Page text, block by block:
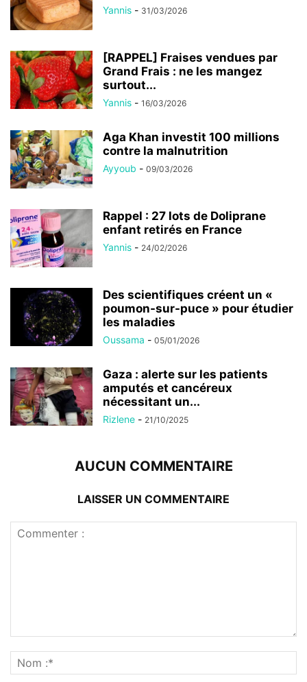
Yannis - 31/03/2026
[RAPPEL] Fraises vendues par
Grand Frais : ne les mangez
surtout...
Yannis - 16/03/2026
Aga Khan investit 100 millions
contre la malnutrition
Ayyoub - 09/03/2026
Rappel : 27 lots de Doliprane
enfant retirés en France
Yannis - 24/02/2026
Des scientifiques créent un «
poumon-sur-puce » pour étudier
les maladies
Oussama - 05/01/2026
Gaza : alerte sur les patients
amputés et cancéreux
nécessitant un...
Rizlene - 21/10/2025
AUCUN COMMENTAIRE
LAISSER UN COMMENTAIRE